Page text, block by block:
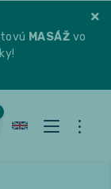
MASÁŽ vo